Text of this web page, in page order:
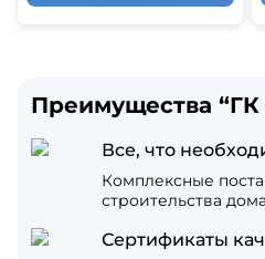
Преимущества “ГК
Все, что
Комплексные
строительства
Сертификаты